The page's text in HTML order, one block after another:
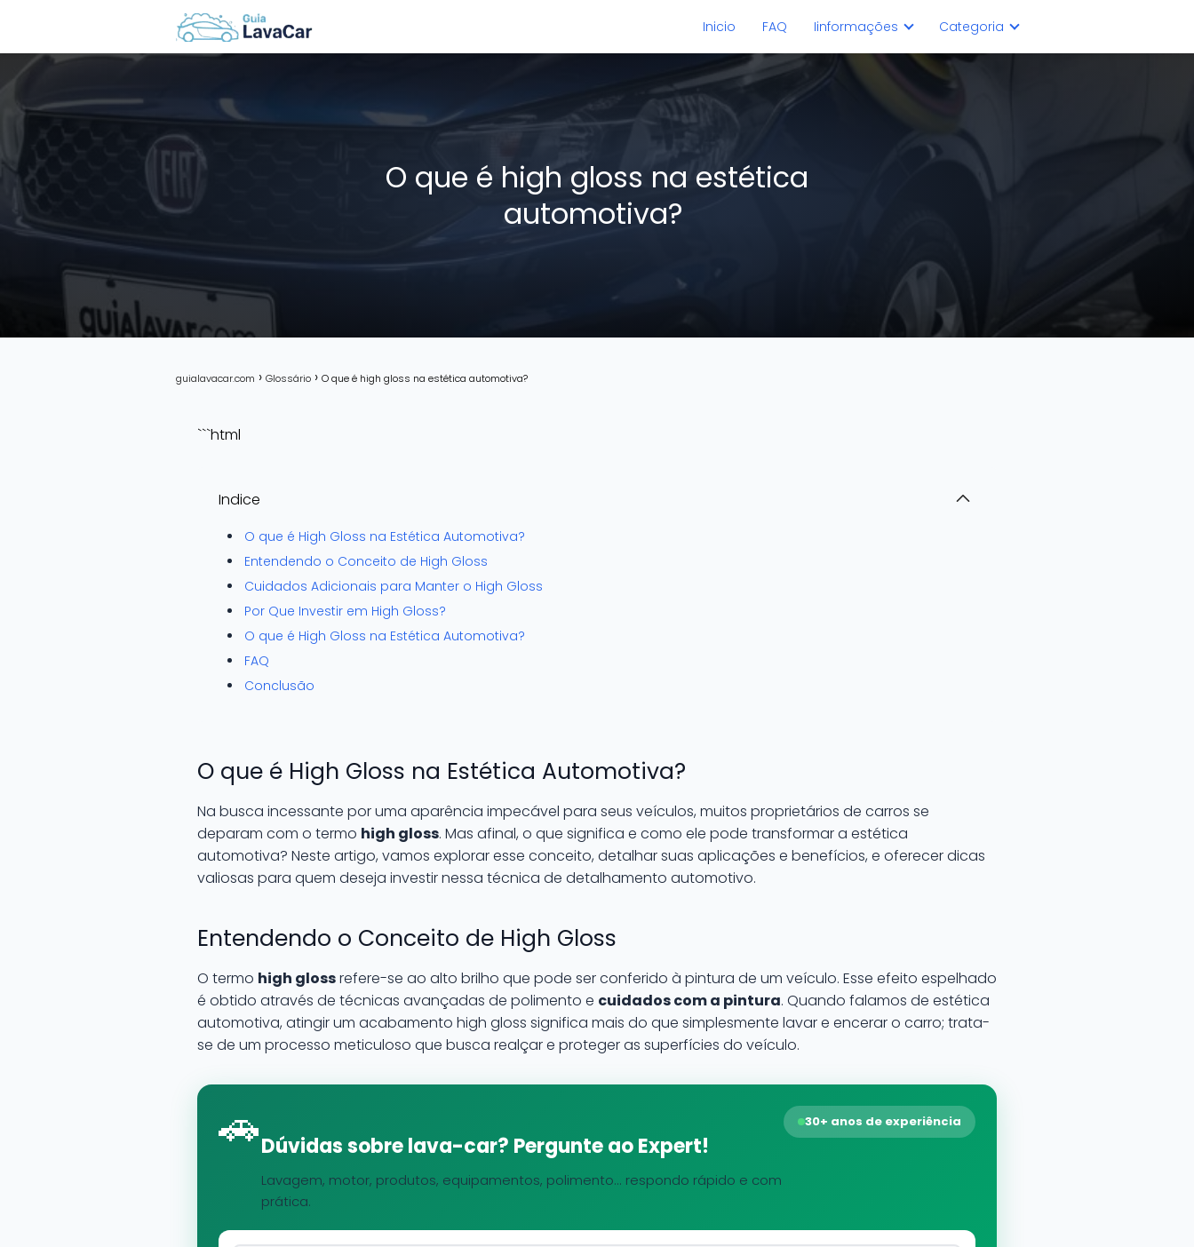
Inicio FAQ Iinformações Categoria
O que é high gloss na estética
automotiva?
guialavacar.com Glossário O que é high gloss na estética automotiva?
```html
Indice
O que é High Gloss na Estética Automotiva?
Entendendo o Conceito de High Gloss
Cuidados Adicionais para Manter o High Gloss
Por Que Investir em High Gloss?
O que é High Gloss na Estética Automotiva?
FAQ
Conclusão
O que é High Gloss na Estética Automotiva?
Na busca incessante por uma aparência impecável para seus veículos, muitos proprietários de carros se
deparam com o termo high gloss. Mas afinal, o que significa e como ele pode transformar a estética
automotiva? Neste artigo, vamos explorar esse conceito, detalhar suas aplicações e benefícios, e oferecer dicas
valiosas para quem deseja investir nessa técnica de detalhamento automotivo.
Entendendo o Conceito de High Gloss
O termo high glossrefere-se ao alto brilho que pode ser conferido à pintura de um veículo. Esse efeito espelhado
é obtido através de técnicas avançadas de polimento e cuidados com a pintura. Quando falamos de estética
automotiva, atingir um acabamento high gloss significa mais do que simplesmente lavar e encerar o carro; trata-
se de um processo meticuloso que busca realçar e proteger as superfícies do veículo.
🚗Dúvidas sobre lava-car? Pergunte ao Expert!
Lavagem, motor, produtos, equipamentos, polimento... respondo rápido e com
prática.
30+ anos de experiência